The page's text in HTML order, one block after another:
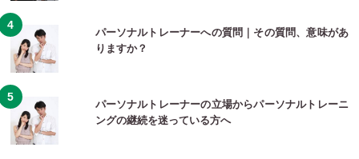
パーソナルトレーナーへの質問｜その質問、意味があ
りますか？
パーソナルトレーナーの立場からパーソナルトレーニ
ングの継続を迷っている方へ